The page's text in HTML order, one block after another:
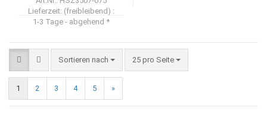
Lieferzeit: (freibleibend) :
1-3 Tage - abgehend *
Sortieren nach 25 pro Seite
1 2 3 4 5 »